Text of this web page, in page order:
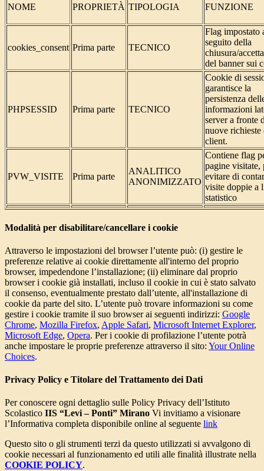
NOME PROPRIETÀ TIPOLOGIA FUNZIONE
cookies_consent Prima parte TECNICO
Flag impostato
seguito della
chiusura/
del banner sui
PHPSESSID Prima parte TECNICO
Cookie di
garantisce la
persistenza
informazioni
server a fronte
nuove richieste
client.
PVW_VISITE Prima parte
ANALITICO
ANONIMIZZATO
Contiene flag
pagine visitate,
evitare di
visite doppie a
statistico
Modalità per disabilitare/cancellare i cookie
Attraverso le impostazioni del browser l’utente può: (i) gestire le
preferenze relative ai cookie direttamente all'interno del proprio
browser, impedendone l’installazione; (ii) eliminare dal proprio
browser i cookie già installati, incluso il cookie in cui è stato salvato
il consenso, eventualmente prestato dall’utente, all'installazione di
cookie da parte del sito. L’utente può trovare informazioni su come
gestire i cookie tramite il suo browser ai seguenti indirizzi: Google
Chrome, Mozilla Firefox, Apple Safari, Microsoft Internet Explorer,
Microsoft Edge, Opera. Per i cookie di profilazione l’utente potrà
anche impostare le proprie preferenze attraverso il sito: Your Online
Choices.
Privacy Policy e Titolare del Trattamento dei Dati
Per conoscere ogni dettaglio sulle Policy Privacy dell’Istituto
Scolastico IIS “Levi – Ponti” Mirano Vi invitiamo a visionare
l’Informativa completa disponibile online al seguente link
Questo sito o gli strumenti terzi da questo utilizzati si avvalgono di
cookie necessari al funzionamento ed utili alle finalità illustrate nella
COOKIE POLICY.